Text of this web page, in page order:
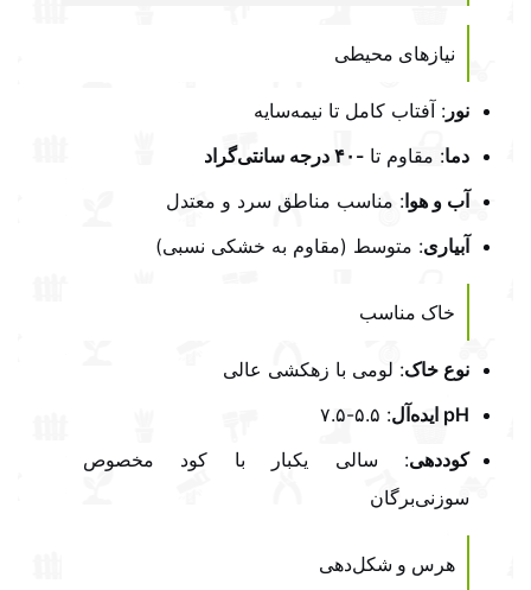
نیازهای محیطی
نور : آفتاب کامل تا نیمه‌سایه
دما: مقاوم تا -۴۰ درجه سانتی‌گراد
آب و هوا: مناسب مناطق سرد و معتدل
آبیاری: متوسط (مقاوم به خشکی نسبی)
خاک مناسب
نوع خاک: لومی با زهکشی عالی
pH ایده‌آل
: ۵.۵-۷.۵
کوددهی: سالی یکبار با کود مخصوص
سوزنی‌برگان
هرس و شکل‌دهی